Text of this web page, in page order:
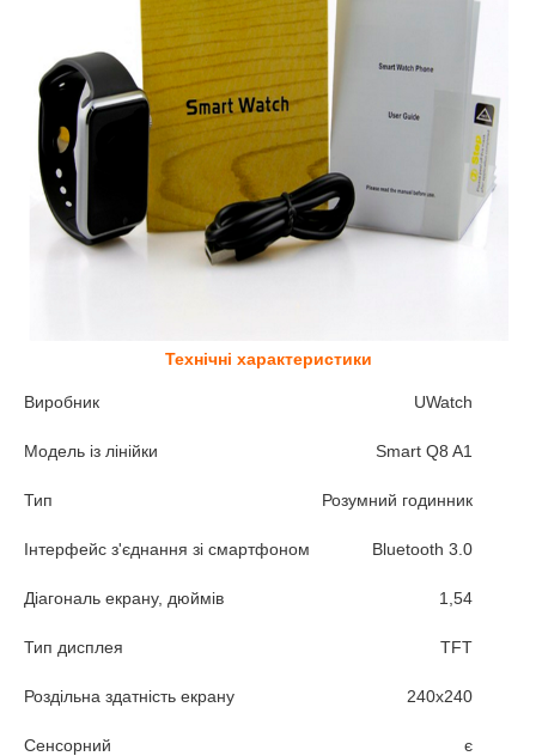
Технічні характеристики
Виробник UWatch
Модель із лінійки Smart Q8 A1
Тип Розумний годинник
Інтерфейс з'єднання зі смартфоном Bluetooth 3.0
Діагональ екрану, дюймів 1,54
Тип дисплея TFT
Роздільна здатність екрану 240х240
Сенсорний є